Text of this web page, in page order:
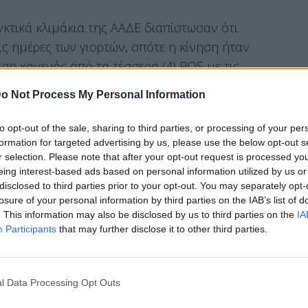
Not Process My Personal Information
opt-out of the sale, sharing to third parties, or processing of your
for targeted advertising by us, please use the below opt-out
selection. Please note that after your opt-out request is processed
interest-based ads based on personal information utilized by us
to third parties prior to your opt-out. You may separately
of your personal information by third parties on the IAB’s list of
This information may also be disclosed by us to third parties on the
Participants that may further disclose it to other third parties.
Data Processing Opt Outs
κλιμάκια της ΑΑΔΕ διαπίστωσαν ότι
ημέρες των γιορτών, οπότε η κίνηση ήταν
κανενός από τα τέσσερα (4) POS με τις
Στην επιχείρηση επιβλήθηκαν τα
ελέγχου σε μεγάλη επιχείρηση fast food,
συνδεδεμένο με τις ταμειακές μηχανές.
τη διάρκεια του ελέγχου, η επιχείρηση
Ωστόσο, τα ελεγκτικά κλιμάκια
προστίμου.
νυχτερινό κέντρο των βορείων προαστίων,
μεταξύ άλλων, μια ταμειακή μηχανή, η